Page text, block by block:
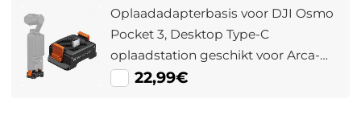
Oplaadadapterbasis voor DJI Osmo
Pocket 3, Desktop Type-C
oplaadstation geschikt voor Arca-
Swiss standaard, met 1/4
22,99€